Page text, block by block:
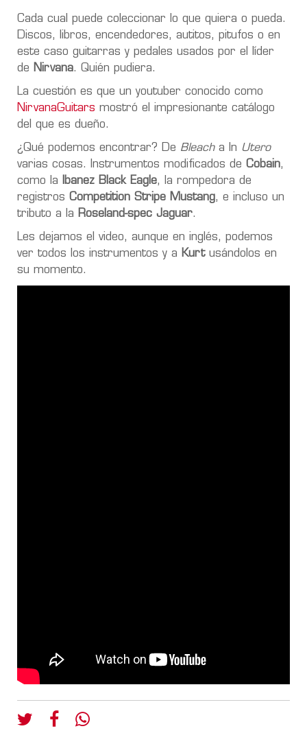
Cada cual puede coleccionar lo que quiera o pueda.
Discos, libros, encendedores, autitos, pitufos o en
este caso guitarras y pedales usados por el líder
de
Nirvana. Quién pudiera.
La cuestión es que un youtuber conocido como
NirvanaGuitars mostró el impresionante catálogo
del que es dueño.
¿Qué podemos encontrar? De Bleacha In Utero
varias cosas. Instrumentos modificados de Cobain,
como la
Ibanez Black Eagle, la rompedora de
registros Competition Stripe Mustang, e incluso un
tributo a la Roseland-spec Jaguar.
Les dejamos el video, aunque en inglés, podemos
ver todos los instrumentos y a Kurtusándolos en
su momento.